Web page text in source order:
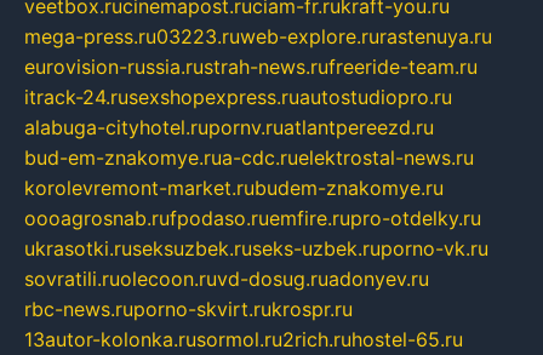
veetbox.rucinemapost.ruciam-fr.rukraft-you.ru
mega-press.ru03223.ruweb-explore.rurastenuya.ru
eurovision-russia.rustrah-news.rufreeride-team.ru
itrack-24.rusexshopexpress.ruautostudiopro.ru
alabuga-cityhotel.rupornv.ruatlantpereezd.ru
bud-em-znakomye.rua-cdc.ruelektrostal-news.ru
korolevremont-market.rubudem-znakomye.ru
oooagrosnab.rufpodaso.ruemfire.rupro-otdelky.ru
ukrasotki.ruseksuzbek.ruseks-uzbek.ruporno-vk.ru
sovratili.ruolecoon.ruvd-dosug.ruadonyev.ru
rbc-news.ruporno-skvirt.rukrospr.ru
13autor-kolonka.rusormol.ru2rich.ruhostel-65.ru